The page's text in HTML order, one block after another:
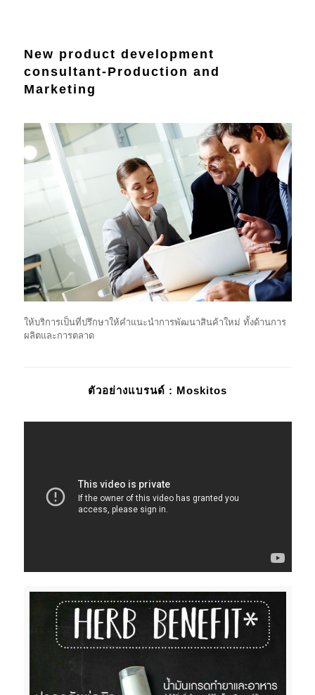
New product development
consultant-Production and
Marketing
ให้บริการเป็นที่ปรึกษาให้คำแนะนำการพัฒนาสินค้าใหม่ ทั้งด้านการ
ผลิตและการตลาด
ตัวอย่างแบรนด์ : Moskitos